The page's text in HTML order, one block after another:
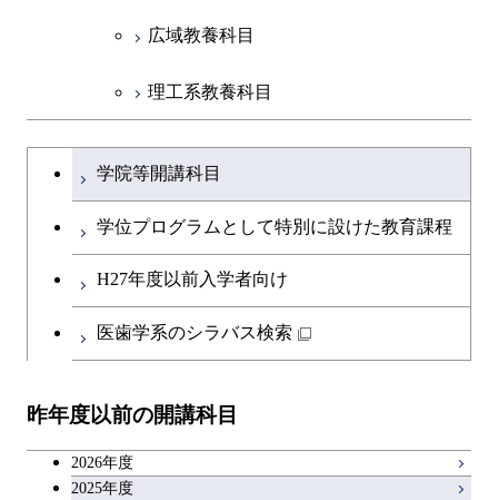
広域教養科目
理工系教養科目
学士課程を切り替える
学院等開講科目
学位プログラムとして特別に設けた教育課程
H27年度以前入学者向け
医歯学系のシラバス検索
昨年度以前の開講科目
2026年度
2025年度